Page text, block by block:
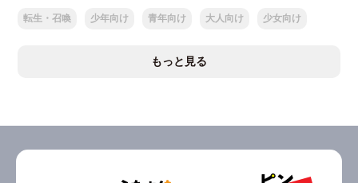
転生・召喚 少年向け 青年向け 大人向け 少女向け
もっと見る